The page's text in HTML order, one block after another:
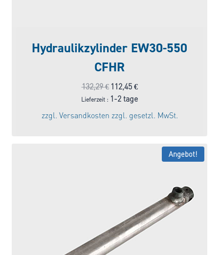
Hydraulikzylinder EW30-550
CFHR
132,29€ Ursprünglicher
Preis
war:
132,29 €
112,45 €Aktueller
Preis
Lieferzeit : 1-2 tage
zzgl. Versandkosten zzgl. gesetzl. MwSt.
Angebot!